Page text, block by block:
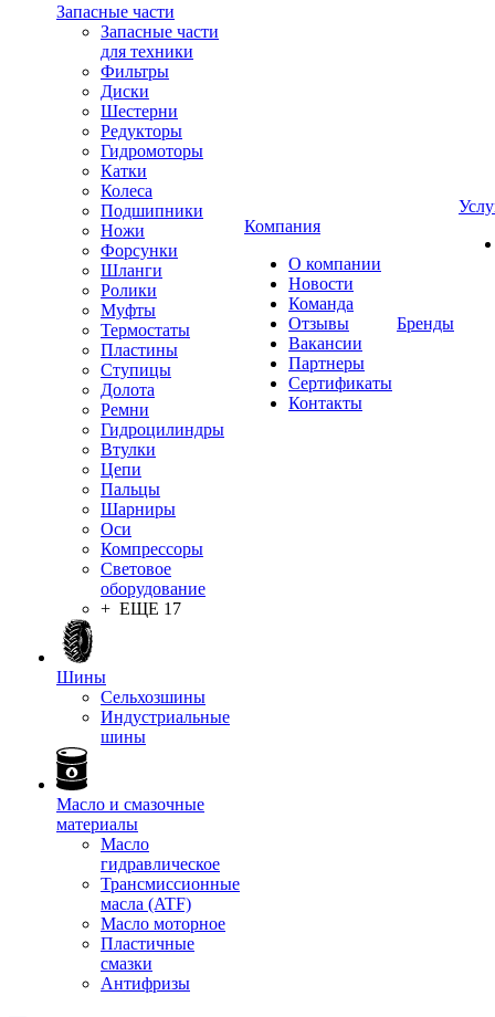
Запасные части
Запасные части
для техники
Фильтры
Диски
Шестерни
Редукторы
Гидромоторы
Катки
Колеса
Подшипники
Ножи
Форсунки
Шланги
Ролики
Муфты
Термостаты
Пластины
Ступицы
Долота
Ремни
Гидроцилиндры
Втулки
Цепи
Пальцы
Шарниры
Оси
Компрессоры
Световое
оборудование
+ ЕЩЕ 17
Шины
Сельхозшины
Индустриальные
шины
Масло и смазочные
материалы
Масло
гидравлическое
Трансмиссионные
масла (ATF)
Масло моторное
Пластичные
смазки
Антифризы
Компания
О компании
Новости
Команда
Отзывы
Вакансии
Партнеры
Сертификаты
Контакты
Бренды